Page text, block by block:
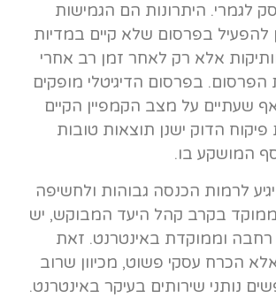
לגמרי. היתרונות הם הגמישות
להפעיל בפרסום שלא קיים במדיות
אלא רק לאחר זמן רב אחרי
בפרסום הדיגיטלי מופקים
שעתיים על מצב הקמפיין הקיים
הדוק ישנן תוצאות טובות
המושקע בו.
לרמות הכנסה גבוהות ולחשיפה
בקרב קהל היעד המבוקש, יש
רחבה וממוקדת באינטרנט. זאת
הכרח עסקי פשוט, מכיוון שרוב
נותני שירותים בעיקר באינטרנט.